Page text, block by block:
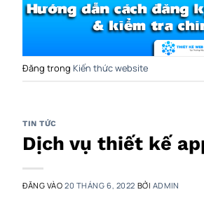
Đăng trong Kiến thức website
TIN TỨC
Dịch vụ thiết kế
ĐĂNG VÀO20 THÁNG 6, 2022 BỞI ADMIN